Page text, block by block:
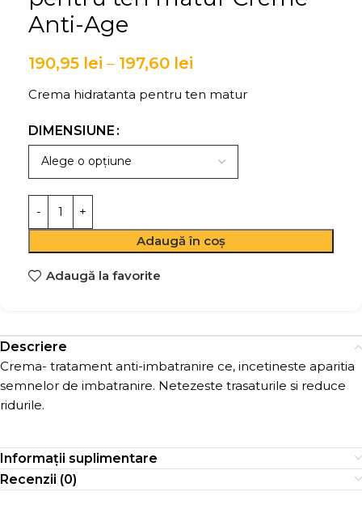
Anti-Age
190,95 lei – 197,60 lei
Crema hidratanta pentru ten matur
DIMENSIUNE
Adaugă în coș
Adaugă la favorite
Descriere
Crema- tratament anti-imbatranire ce, incetineste aparitia
semnelor de imbatranire. Netezeste trasaturile si reduce
ridurile.
Informații suplimentare
Recenzii (0)